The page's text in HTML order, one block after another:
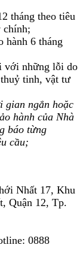
tháng theo tiêu
chính;
hành 6 tháng
với những lỗi do
tinh, vật tư
gian ngắn hoặc
hành của Nhà
báo từng
cầu;
Nhất 17, Khu
Quận 12, Tp.
0888